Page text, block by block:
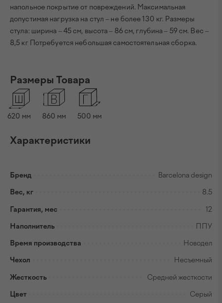
напольное покрытие от повреждений. Максимальная
допустимая нагрузка на стул – не более 130 кг. Размеры
стула: ширина – 45 см, высота – 86 см, глубина – 59 см. Вес –
8,5 кг Потребуется небольшая самостоятельная сборка.
Размеры Товара
620 мм 860 мм 500 мм
Характеристики
Бренд Barcelona design
Вес, кг 8.5
Гарантия, мес 12
Наполнитель ППУ
Время производства Новодел
Чехол Несъемный
Жесткость Средней жесткости
Цвет Серый